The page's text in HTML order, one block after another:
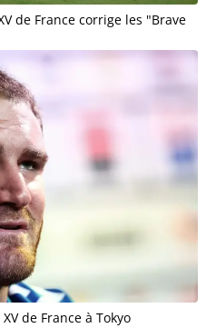
de France corrige les "Brave
de France à Tokyo